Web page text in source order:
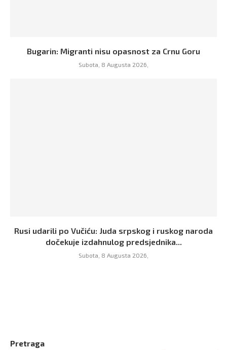
Bugarin: Migranti nisu opasnost za Crnu Goru
Subota, 8 Augusta 2026,
Rusi udarili po Vučiću: Juda srpskog i ruskog naroda
dočekuje izdahnulog predsjednika...
Subota, 8 Augusta 2026,
Pretraga